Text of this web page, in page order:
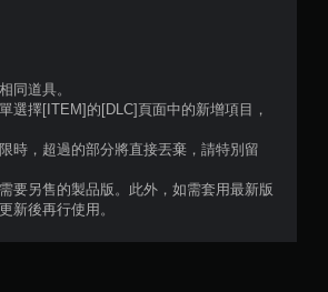
2
則
同道具。
選擇[ITEM]的[DLC]頁面中的新增項目，
時，超過的部分將直接丟棄，請特別留
要另售的製品版。此外，如需套用最新版
新後再行使用。